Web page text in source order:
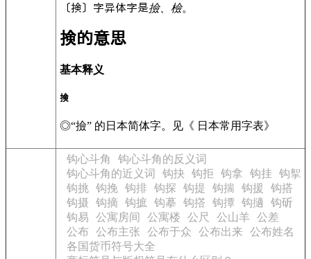
〔𢮦〕字异体字是撿、檢。
𢮦的意思
基本释义
𢮦
◎“撿” 的日本简体字。见《 日本常用字表》
钩心斗角
钩心斗角的反义词
钩心斗角的近义词
钩抉 钩拒 钩拿 钩挂
钩挐
钩挑 钩挽 钩排 钩探 钩提 钩揣 钩援
钩搭
钩摄 钩摘 钩摭 钩摹 钩撘 钩撢 钩擿
钩斫
钩易
公寓房间 公寓楼 公尺 公山羊 公差
公布
公布主张 公布于众 公布出来 公布姓名
各国货币符号大全